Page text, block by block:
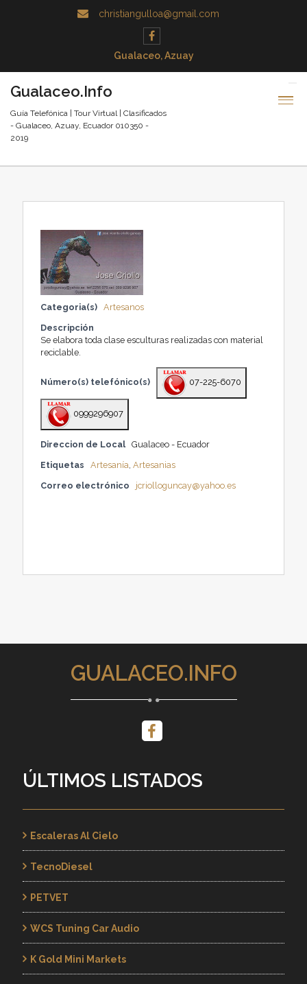
christiangulloa@gmail.com
Gualaceo, Azuay
Gualaceo.Info
Guía Telefónica | Tour Virtual | Clasificados
- Gualaceo, Azuay, Ecuador 010350 -
2019
Categoria(s)
Artesanos
Descripción
Se elabora toda clase esculturas realizadas con material
reciclable.
Número(s) telefónico(s) 07-225-6070
0999296907
Direccion de Local
Gualaceo - Ecuador
Etiquetas
Artesanía, Artesanias
Correo electrónico
jcriolloguncay@yahoo.es
GUALACEO.INFO
ÚLTIMOS LISTADOS
Escaleras Al Cielo
TecnoDiesel
PETVET
WCS Tuning Car Audio
K Gold Mini Markets